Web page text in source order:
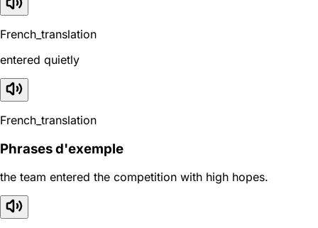
French_translation
entered quietly
French_translation
Phrases d'exemple
the team entered the competition with high hopes.